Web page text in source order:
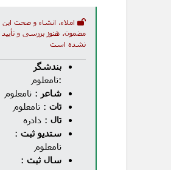
املاء، انشاء و صحت این
مضمون، هنوز بررسی و تأیید
نشده است
بندشگر
:نامعلوم
شاعر : نامعلوم
تات : نامعلوم
تال : دادره
ستدیو ثبت :
نامعلوم
سال ثبت :